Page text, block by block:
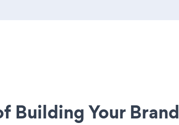
Building Your Brand